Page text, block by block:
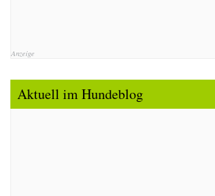
Anzeige
Aktuell im Hundeblog